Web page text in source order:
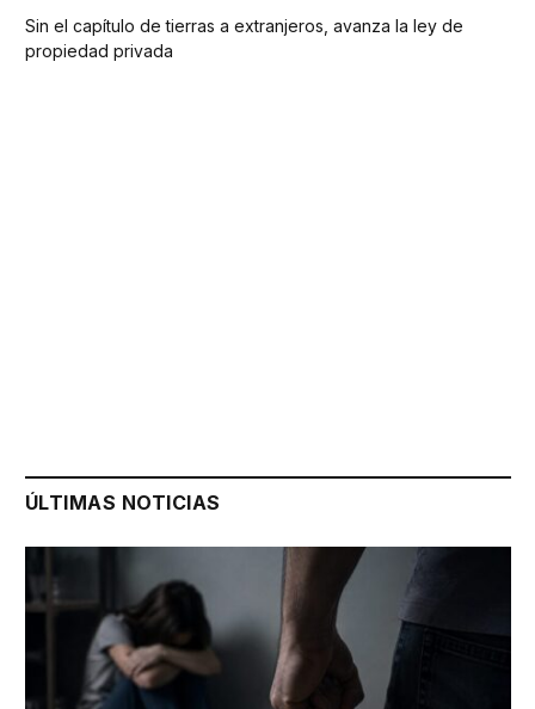
Sin el capítulo de tierras a extranjeros, avanza la ley de
propiedad privada
ÚLTIMAS NOTICIAS